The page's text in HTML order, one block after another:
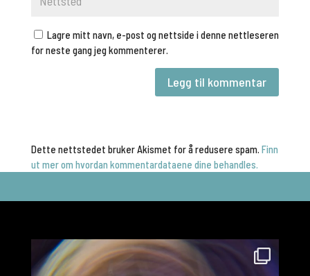
Lagre mitt navn, e-post og nettside i denne nettleseren
for neste gang jeg kommenterer.
Dette nettstedet bruker Akismet for å redusere spam. Finn
ut mer om hvordan kommentardataene dine behandles.